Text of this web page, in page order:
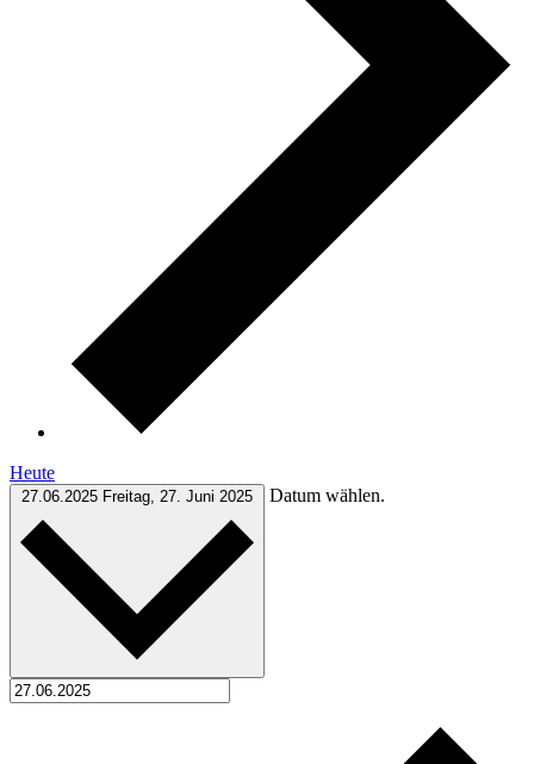
Heute
27.06.2025 Freitag, 27. Juni 2025 Datum wählen.